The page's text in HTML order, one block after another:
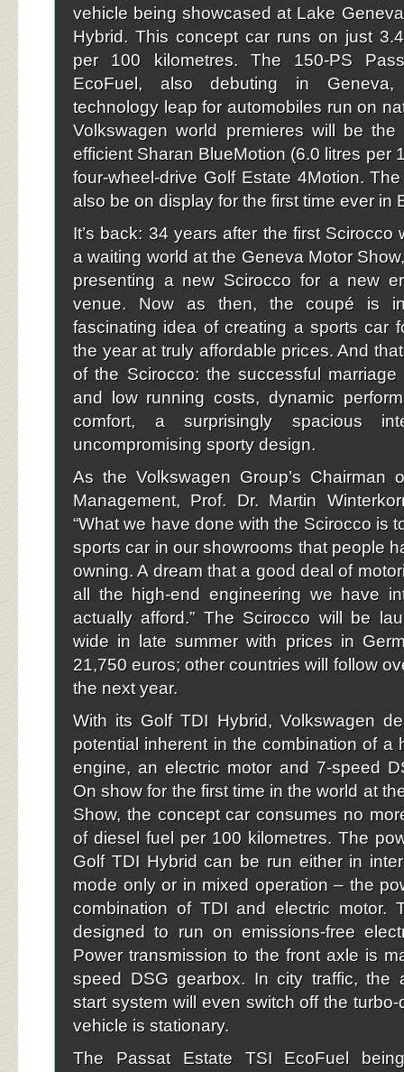
vehicle being showcased at Lake
Hybrid. This concept car runs on just
per 100 kilometres. The 150-PS
EcoFuel, also debuting in
technology leap for automobiles run on
Volkswagen world premieres will be the
efficient Sharan BlueMotion (6.0 litres per
four-wheel-drive Golf Estate 4Motion.
also be on display for the first time ever in
It’s back: 34 years after the first Scirocco
a waiting world at the Geneva Motor
presenting a new Scirocco for a new
venue. Now as then, the coupé is
fascinating idea of creating a sports car
the year at truly affordable prices. And
of the Scirocco: the successful marriage
and low running costs, dynamic
comfort, a surprisingly spacious
uncompromising sporty design.
As the Volkswagen Group’s Chairman
Management, Prof. Dr. Martin
“What we have done with the Scirocco is
sports car in our showrooms that people
owning. A dream that a good deal of
all the high-end engineering we have
actually afford.” The Scirocco will be
wide in late summer with prices in
21,750 euros; other countries will follow
the next year.
With its Golf TDI Hybrid, Volkswagen
potential inherent in the combination of a
engine, an electric motor and 7-speed
On show for the first time in the world at
Show, the concept car consumes no
of diesel fuel per 100 kilometres. The
Golf TDI Hybrid can be run either in
mode only or in mixed operation – the
combination of TDI and electric motor.
designed to run on emissions-free
Power transmission to the front axle is
speed DSG gearbox. In city traffic, the
start system will even switch off the
vehicle is stationary.
The Passat Estate TSI EcoFuel